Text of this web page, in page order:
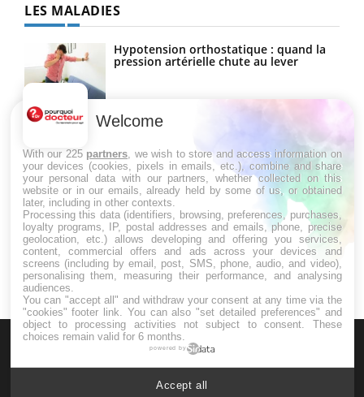
LES MALADIES
Hypotension orthostatique : quand la
pression artérielle chute au lever
Drépanocytose : une déformation des
Maladie de Charcot (Sclérose latérale
amyotrophique)
Welcome
With our 225 partners , we wish to store and access information on
your devices (cookies, pixels in emails, etc.), combine and share
your personal data with our partners, whether collected on this
website or in our emails, already held by some of us, or obtained
later, including in other contexts.
Processing this data (identifiers, browsing, preferences, purchases,
loyalty programs, IP, postal addresses and emails, phone, precise
geolocation, etc.) allows developing and offering you services,
content, commercial offers and ads across your devices and
screens (including by email, post, SMS, phone, audio, and video),
personalising them, measuring their performance, and analysing
audiences.
You can "accept all" and withdraw your consent at any time via the
"cookies" footer link . You can also "set detailed preferences" and
object to processing activities not subject to consent. These
choices remain valid for 6 months.
powered by
Accept all